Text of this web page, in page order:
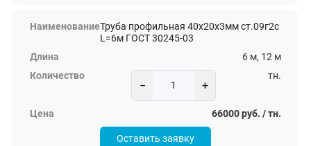
Труба профильная 40х20х3мм ст.09г2с
L=6м ГОСТ 30245-03
6 м, 12 м
− +
тн.
66000 руб. / тн.
Оставить заявку